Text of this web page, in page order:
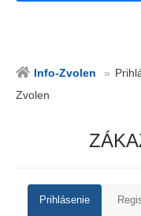
Info-Zvolen
Zvolen
Prihlásenie